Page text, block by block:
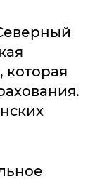
которая